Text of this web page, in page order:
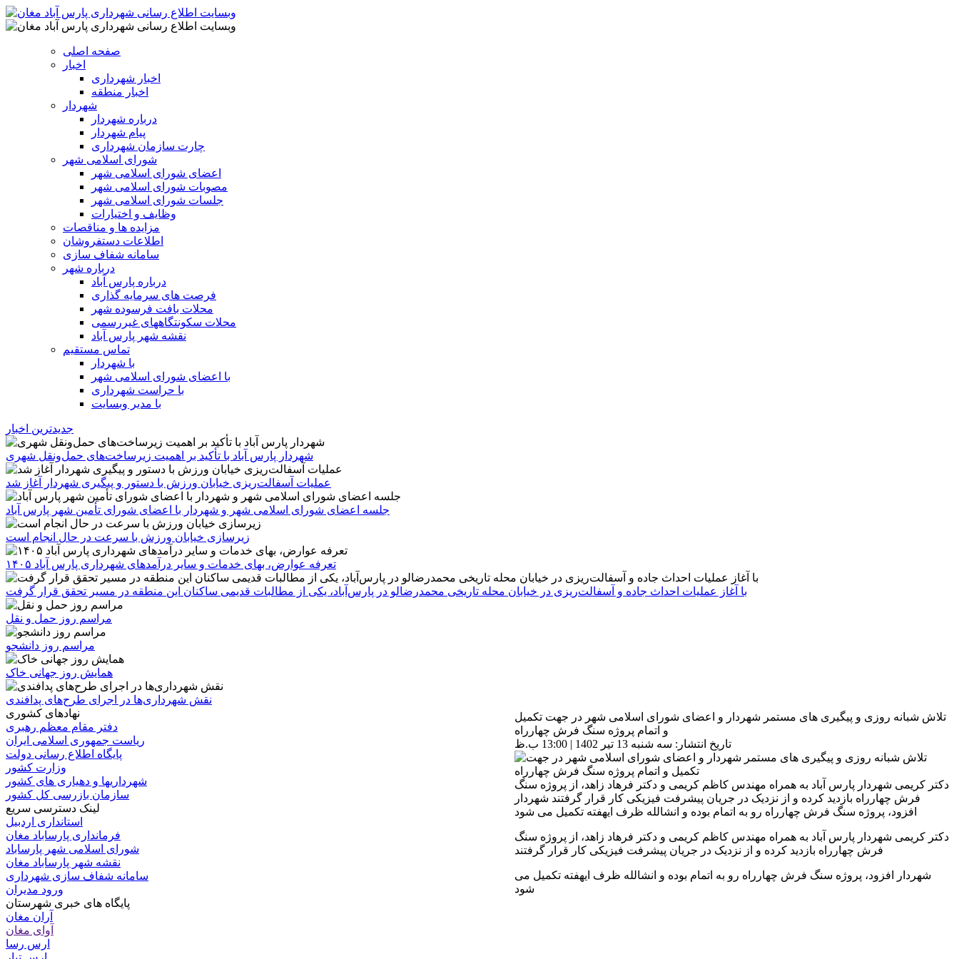
صفحه اصلی
اخبار
اخبار شهرداری
اخبار منطقه
شهردار
درباره شهردار
پیام شهردار
چارت سازمان شهرداری
شورای اسلامی شهر
اعضای شورای اسلامی شهر
مصوبات شورای اسلامی شهر
جلسات شورای اسلامی شهر
وظایف و اختیارات
مزایده ها و مناقصات
اطلاعات دستفروشان
سامانه شفاف سازی
درباره شهر
درباره پارس آباد
فرصت های سرمایه گذاری
محلات بافت فرسوده شهر
محلات سکونتگاههای غیررسمی
نقشه شهر پارس آباد
تماس مستقیم
با شهردار
با اعضای شورای اسلامی شهر
با حراست شهرداری
با مدیر وبسایت
جدیدترین اخبار
شهردار پارس آباد با تأکید بر اهمیت زیرساخت‌های حمل‌ونقل شهری
عملیات آسفالت‌ریزی خیابان ورزش با دستور و پیگیری شهردار آغاز شد
جلسه اعضای شورای اسلامی شهر و شهردار با اعضای شورای تأمین شهر پارس آباد
زیرسازی خیابان ورزش با سرعت در حال انجام است
تعرفه عوارض، بهای خدمات و سایر درآمدهای شهرداری پارس آباد ۱۴۰۵
با آغاز عملیات احداث جاده و آسفالت‌ریزی در خیابان محله تاریخی محمدرضالو در پارس‌آباد، یکی از مطالبات قدیمی ساکنان این منطقه در مسیر تحقق قرار گرفت
مراسم روز حمل و نقل
مراسم روز دانشجو
همایش روز جهانی خاک
نقش شهرداری‌ها در اجرای طرح‌های پدافندی
تلاش شبانه روزی و پیگیری های مستمر شهردار و اعضای شورای اسلامی شهر در جهت تکمیل
و اتمام پروژه سنگ فرش چهارراه
تاریخ انتشار: سه شنبه 13 تیر 1402 | 13:00 ب.ظ
دکتر کریمی شهردار پارس آباد به همراه مهندس کاظم کریمی و دکتر فرهاد زاهد، از پروژه سنگ
فرش چهارراه بازدید کرده و از نزدیک در جریان پیشرفت فیزیکی کار قرار گرفتند شهردار
افزود، پروژه سنگ فرش چهارراه رو به اتمام بوده و انشالله ظرف ایهفته تکمیل می شود
دکتر کریمی شهردار پارس آباد به همراه مهندس کاظم کریمی و دکتر فرهاد زاهد، از پروژه سنگ
فرش چهارراه بازدید کرده و از نزدیک در جریان پیشرفت فیزیکی کار قرار گرفتند
شهردار افزود، پروژه سنگ فرش چهارراه رو به اتمام بوده و انشالله ظرف ایهفته تکمیل می
شود
نهادهای کشوری
دفتر مقام معظم رهبری
ریاست جمهوری اسلامی ایران
پایگاه اطلاع رسانی دولت
وزارت کشور
شهرداریها و دهیاری های کشور
سازمان بازرسی کل کشور
لینک دسترسی سریع
استانداری اردبیل
فرمانداری پارساباد مغان
شورای اسلامی شهر پارساباد
نقشه شهر پارساباد مغان
سامانه شفاف سازی شهرداری
ورود مدیران
پایگاه های خبری شهرستان
آران مغان
آوای مغان
ارس رسا